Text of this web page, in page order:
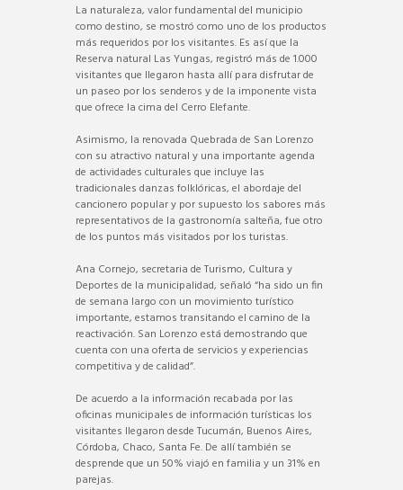
La naturaleza, valor fundamental del municipio
como destino, se mostró como uno de los productos
más requeridos por los visitantes. Es así que la
Reserva natural Las Yungas, registró más de 1.000
visitantes que llegaron hasta allí para disfrutar de
un paseo por los senderos y de la imponente vista
que ofrece la cima del Cerro Elefante.
Asimismo, la renovada Quebrada de San Lorenzo
con su atractivo natural y una importante agenda
de actividades culturales que incluye las
tradicionales danzas folklóricas, el abordaje del
cancionero popular y por supuesto los sabores más
representativos de la gastronomía salteña, fue otro
de los puntos más visitados por los turistas.
Ana Cornejo, secretaria de Turismo, Cultura y
Deportes de la municipalidad, señaló “ha sido un fin
de semana largo con un movimiento turístico
importante, estamos transitando el camino de la
reactivación. San Lorenzo está demostrando que
cuenta con una oferta de servicios y experiencias
competitiva y de calidad”.
De acuerdo a la información recabada por las
oficinas municipales de información turísticas los
visitantes llegaron desde Tucumán, Buenos Aires,
Córdoba, Chaco, Santa Fe. De allí también se
desprende que un 50% viajó en familia y un 31% en
parejas.